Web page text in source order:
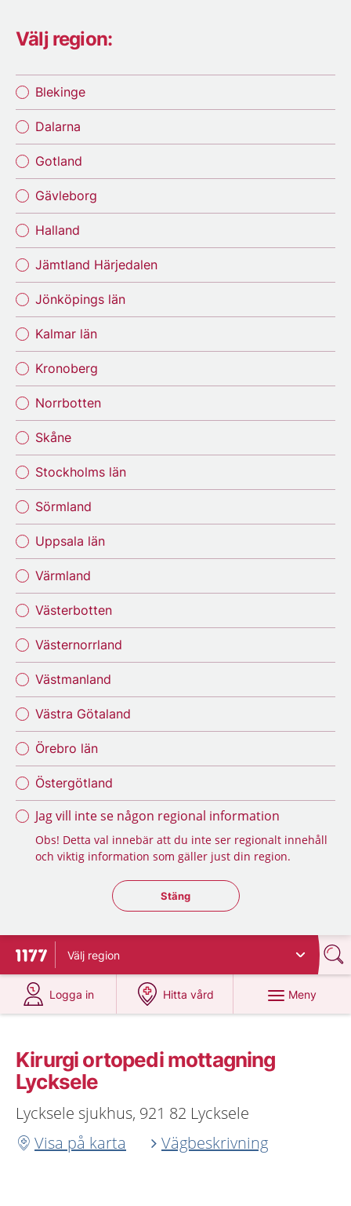
Välj region:
Blekinge
Dalarna
Gotland
Gävleborg
Halland
Jämtland Härjedalen
Jönköpings län
Kalmar län
Kronoberg
Norrbotten
Skåne
Stockholms län
Sörmland
Uppsala län
Värmland
Västerbotten
Västernorrland
Västmanland
Västra Götaland
Örebro län
Östergötland
Jag vill inte se någon regional information
Obs! Detta val innebär att du inte ser regionalt innehåll
och viktig information som gäller just din region.
Stäng regionsväljaren
Stäng
Till startsidan för 1177
Välj region
Logga in
på 1177.se
Hitta vård
på 1177.se
Meny
Kirurgi ortopedi mottagning
Lycksele
Lycksele sjukhus, 921 82 Lycksele
Visa på karta
Vägbeskrivning